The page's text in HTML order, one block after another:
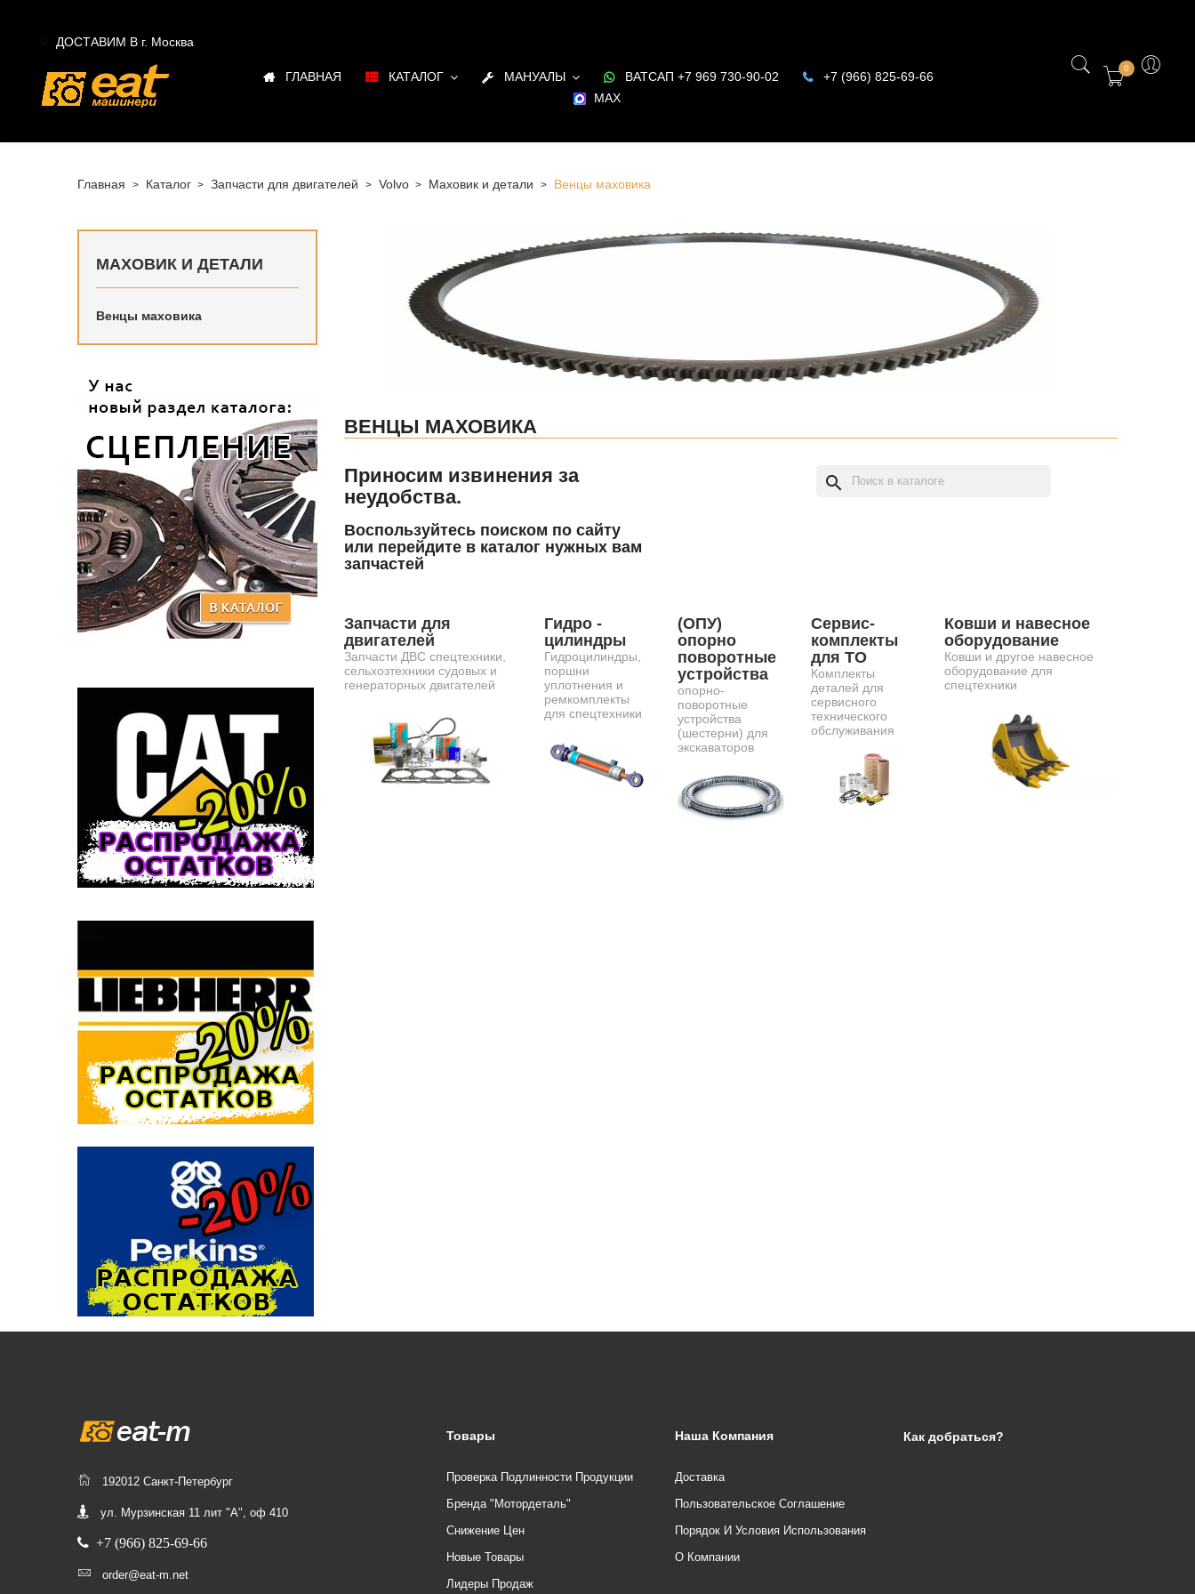
ДОСТАВИМ В г. Москва
ГЛАВНАЯ КАТАЛОГ МАНУАЛЫ ВАТСАП +7 969 730-90-02
+7 (966) 825-69-66
MAX
0
Главная Каталог Запчасти для двигателей Volvo Маховик и детали Венцы маховика
МАХОВИК И ДЕТАЛИ
Венцы маховика
Купить в Санкт-Петербурге Венцы маховика для двигателя Volvo
в наличии и под заказ
ВЕНЦЫ МАХОВИКА
Приносим извинения за
неудобства.
Воспользуйтесь поиском по сайту
или перейдите в каталог нужных вам
запчастей
search
Запчасти для
двигателей
Запчасти ДВС спецтехники,
сельхозтехники судовых и
генераторных двигателей
Гидро -
цилиндры
Гидроцилиндры,
поршни
уплотнения и
ремкомплекты
для спецтехники
(ОПУ)
опорно
поворотные
устройства
опорно-
поворотные
устройства
(шестерни) для
экскаваторов
Сервис-
комплекты
для ТО
Комплекты
деталей для
сервисного
технического
обслуживания
Ковши и навесное
оборудование
Ковши и другое навесное
оборудование для
спецтехники
192012 Санкт-Петербург
ул. Мурзинская 11 лит "А", оф 410
+7 (966) 825-69-66
order@eat-m.net
Товары
Проверка Подлинности Продукции
Бренда "Мотордеталь"
Снижение Цен
Новые Товары
Лидеры Продаж
Наша Компания
Доставка
Пользовательское Соглашение
Порядок И Условия Использования
О Компании
Как добраться?